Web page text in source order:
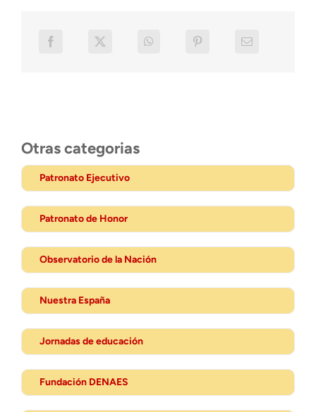
Otras categorias
Patronato Ejecutivo
Patronato de Honor
Observatorio de la Nación
Nuestra España
Jornadas de educación
Fundación DENAES